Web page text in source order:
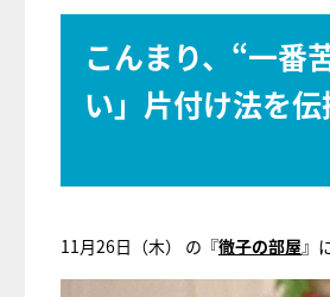
こんまり、“一番
い」片付け法を伝
11月26日（木） の『徹子の部屋』